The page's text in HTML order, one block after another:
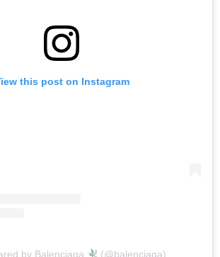
this post on Instagram
by Balenciaga (@balenciaga)